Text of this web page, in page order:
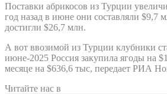
Поставки абрикосов из Турции
год назад в июне они составляли $9,7
достигли $26,7 млн.
А вот ввозимой из Турции клубники
июне-2025 Россия закупила ягоды на
месяце на $636,6 тыс, передает РИА
Читайте нас в